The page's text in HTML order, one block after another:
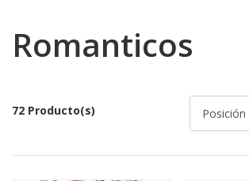
Romanticos
72 Producto(s)